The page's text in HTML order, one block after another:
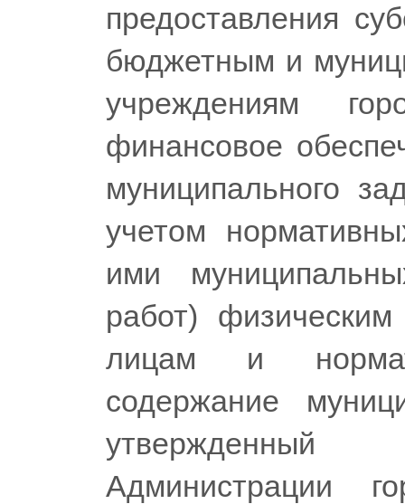
предоставления
бюджетным и
учреждениям
финансовое
муниципального
учетом
ими
работ)
лицам и
содержание
утвержденный
Администрации